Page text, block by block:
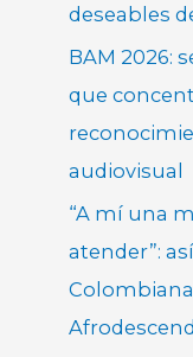
deseables
BAM 2026:
que
audiovisual
“A mí una
atender”: